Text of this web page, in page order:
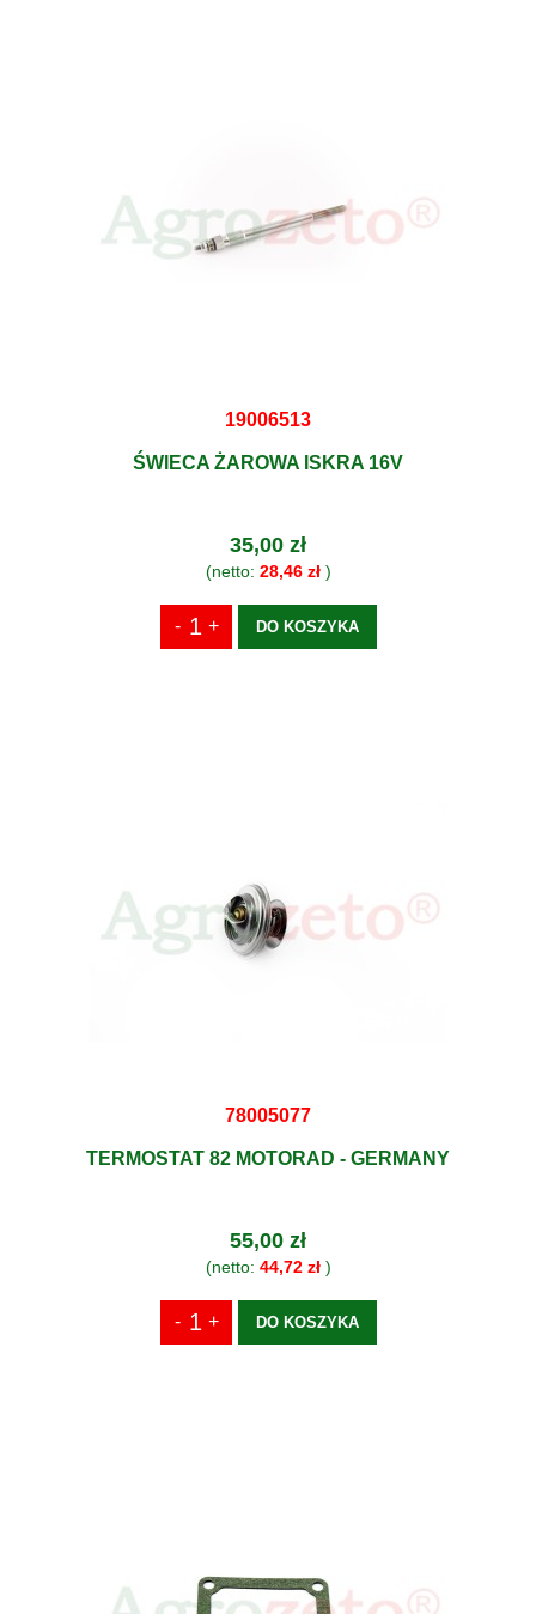
19006513
ŚWIECA ŻAROWA ISKRA 16V
35,00 zł
(netto: 28,46 zł)
DO KOSZYKA
78005077
TERMOSTAT 82 MOTORAD - GERMANY
55,00 zł
(netto: 44,72 zł)
DO KOSZYKA